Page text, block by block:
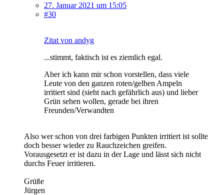
27. Januar 2021 um 15:05
#30
Zitat von andyg
...stimmt, faktisch ist es ziemlich egal.
Aber ich kann mir schon vorstellen, dass viele
Leute von den ganzen roten/gelben Ampeln
irritiert sind (sieht nach gefährlich aus) und lieber
Grün sehen wollen, gerade bei ihren
Freunden/Verwandten
Also wer schon von drei farbigen Punkten irritiert ist sollte
doch besser wieder zu Rauchzeichen greifen.
Vorausgesetzt er ist dazu in der Lage und lässt sich nicht
durchs Feuer irritieren.
Grüße
Jürgen